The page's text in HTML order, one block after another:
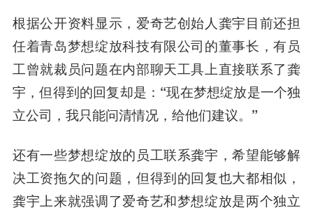
根据公开资料显示，爱奇艺创始人龚宇目前还担
任着青岛梦想绽放科技有限公司的董事长，有员
工曾就裁员问题在内部聊天工具上直接联系了龚
宇，但得到的回复却是： “现在梦想绽放是一个独
立公司，我只能问清情况，给他们建议。”
还有一些梦想绽放的员工联系龚宇，希望能够解
决工资拖欠的问题，但得到的回复也大都相似，
龚宇上来就强调了爱奇艺和梦想绽放是两个独立